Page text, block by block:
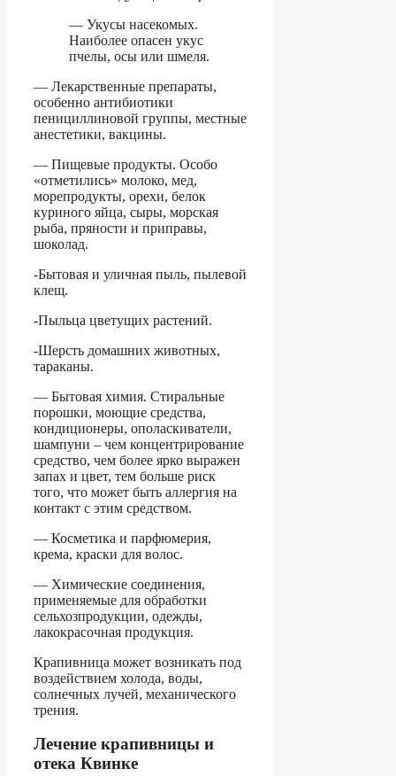
— Укусы насекомых.
Наиболее опасен укус
пчелы, осы или шмеля.
— Лекарственные препараты,
особенно антибиотики
пенициллиновой группы, местные
анестетики, вакцины.
— Пищевые продукты. Особо
«отметились» молоко, мед,
морепродукты, орехи, белок
куриного яйца, сыры, морская
рыба, пряности и приправы,
шоколад.
-Бытовая и уличная пыль, пылевой
клещ.
-Пыльца цветущих растений.
-Шерсть домашних животных,
тараканы.
— Бытовая химия. Стиральные
порошки, моющие средства,
кондиционеры, ополаскиватели,
шампуни – чем концентрирование
средство, чем более ярко выражен
запах и цвет, тем больше риск
того, что может быть аллергия на
контакт с этим средством.
— Косметика и парфюмерия,
крема, краски для волос.
— Химические соединения,
применяемые для обработки
сельхозпродукции, одежды,
лакокрасочная продукция.
Крапивница может возникать под
воздействием холода, воды,
солнечных лучей, механического
трения.
Лечение крапивницы и
отека Квинке